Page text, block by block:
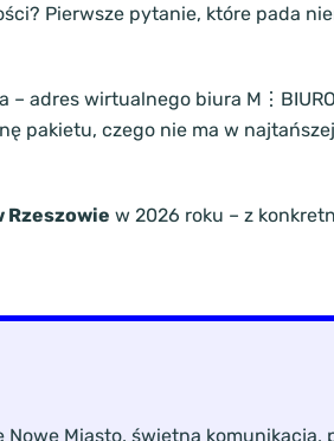
Pierwsze pytanie, które pada
– adres wirtualnego biura
pakietu, czego nie ma w
Rzeszowie w 2026 roku – z
Nowe Miasto, świetna